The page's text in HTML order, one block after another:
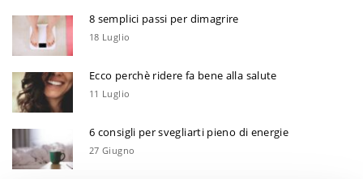
8 semplici passi per dimagrire
18 Luglio
Ecco perchè ridere fa bene alla salute
11 Luglio
6 consigli per svegliarti pieno di energie
27 Giugno